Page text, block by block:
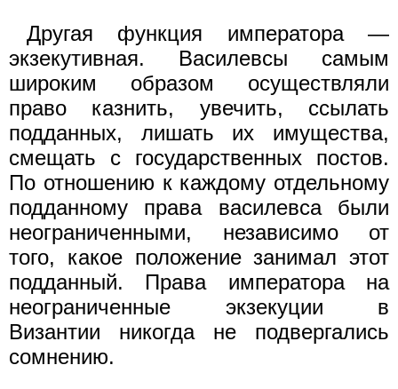
Другая функция императора —
экзекутивная. Василевсы самым
широким образом осуществляли
право казнить, увечить, ссылать
подданных, лишать их имущества,
смещать с государственных постов.
По отношению к каждому отдельному
подданному права василевса были
неограниченными, независимо от
того, какое положение занимал этот
подданный. Права императора на
неограниченные экзекуции в
Византии никогда не подвергались
сомнению.